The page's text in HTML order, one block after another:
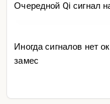
Очередной Qi сигнал
Иногда сигналов нет
замес